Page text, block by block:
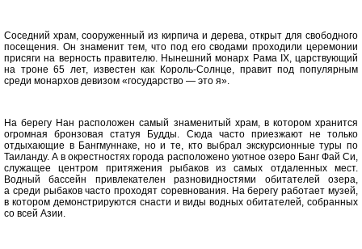
Соседний храм, сооруженный из кирпича и дерева, открыт для свободного
посещения. Он знаменит тем, что под его сводами проходили церемонии
присяги на верность правителю. Нынешний монарх Рама IX, царствующий
на троне 65 лет, известен как Король-Солнце, правит под популярным
среди монархов девизом «государство — это я».
На берегу Нан расположен самый знаменитый храм, в котором хранится
огромная бронзовая статуя Будды. Сюда часто приезжают не только
отдыхающие в Бангмуннаке, но и те, кто выбрал экскурсионные туры по
Таиланду. А в окрестностях города расположено уютное озеро Банг Фай Си,
служащее центром притяжения рыбаков из самых отдаленных мест.
Водный бассейн привлекателен разновидностями обитателей озера,
а среди рыбаков часто проходят соревнования. На берегу работает музей,
в котором демонстрируются снасти и виды водных обитателей, собранных
со всей Азии.